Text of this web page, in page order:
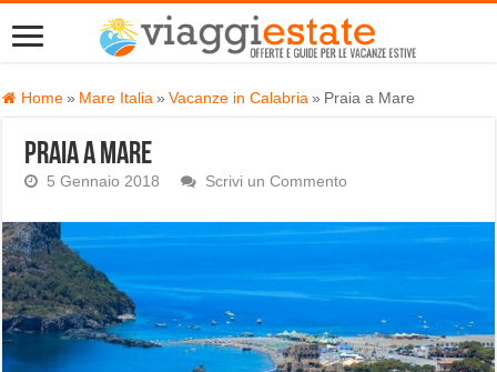
Home » Mare Italia » Vacanze in Calabria » Praia a Mare
Praia a Mare
5 Gennaio 2018 Scrivi un Commento